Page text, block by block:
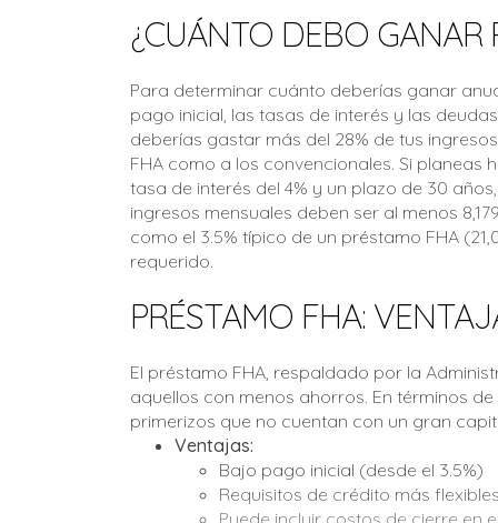
¿CUÁNTO DEBO GANAR
Para determinar cuánto deberías ganar
pago inicial, las tasas de interés y las
deberías gastar más del 28% de tus
FHA como a los convencionales. Si
tasa de interés del 4% y un plazo de 30
ingresos mensuales deben ser al menos
como el 3.5% típico de un préstamo FHA
requerido.
PRÉSTAMO FHA:
El préstamo FHA, respaldado por la
aquellos con menos ahorros. En términos
primerizos que no cuentan con un gran
Ventajas:
Bajo pago inicial (desde el 3.5%)
Requisitos de crédito más flexibles
Puede incluir costos de cierre en